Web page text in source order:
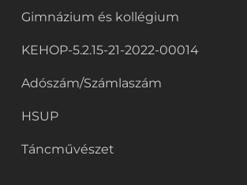
Gimnázium és kollégium
KEHOP-5.2.15-21-2022-00014
Adószám/Számlaszám
HSUP
Táncművészet